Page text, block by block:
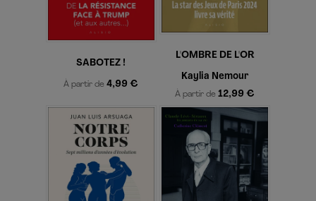
SABOTEZ !
À partir de4,99 €
L'OMBRE DE L'OR
Kaylia Nemour
À partir de12,99 €